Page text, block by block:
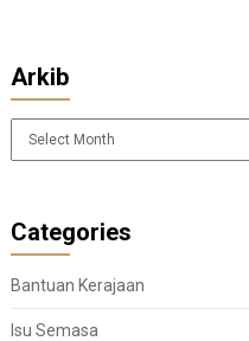
Arkib
Arkib
Categories
Bantuan Kerajaan
Isu Semasa